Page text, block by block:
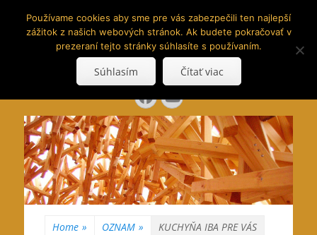
www.hranoly.sk
…kus prírody priamo k Vám
Search
Facebook
YouTube
Home » OZNAM » KUCHYŇA IBA PRE VÁS
Používame cookies aby sme pre vás zabezpečili ten najlepší
zážitok z našich webových stránok. Ak budete pokračovať v
prezeraní tejto stránky súhlasíte s používaním.
Súhlasím Čítať viac